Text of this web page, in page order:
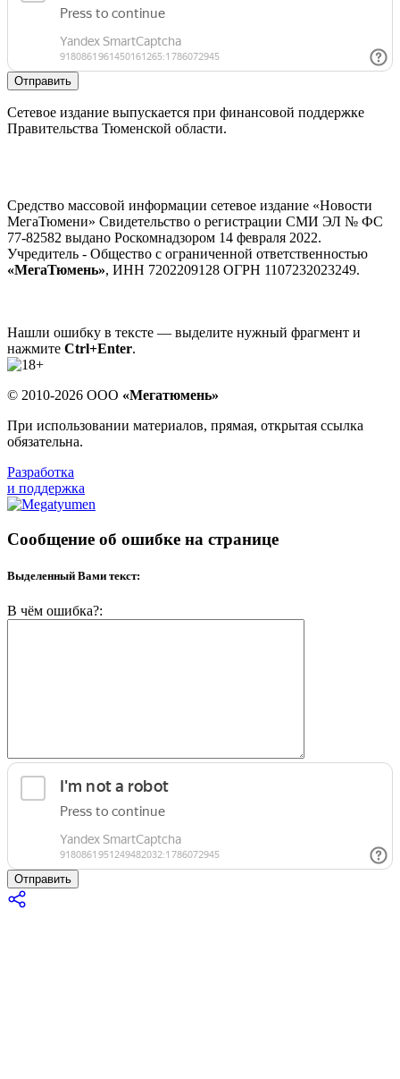
Отправить
Сетевое издание выпускается при финансовой поддержке
Правительства Тюменской области.
Средство массовой информации сетевое издание «Новости
МегаТюмени» Свидетельство о регистрации СМИ ЭЛ № ФС
77-82582 выдано Роскомнадзором 14 февраля 2022.
Учредитель - Общество с ограниченной ответственностью
«МегаТюмень», ИНН 7202209128 ОГРН 1107232023249.
Нашли ошибку в тексте — выделите нужный фрагмент и
нажмите Ctrl+Enter.
© 2010-2026 ООО «Мегатюмень»
При использовании материалов, прямая, открытая ссылка
обязательна.
Разработка
и поддержка
Сообщение об ошибке на странице
Выделенный Вами текст:
В чём ошибка?:
Отправить